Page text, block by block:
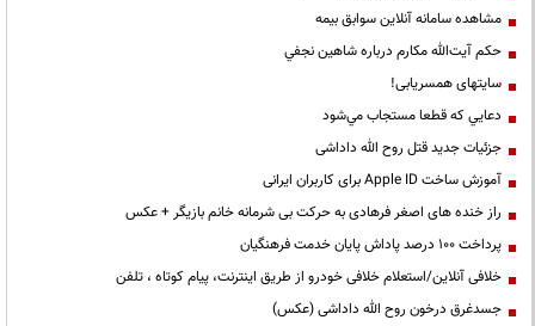
مشاهده سامانه آنلاين سوابق بیمه
حكم آيت‌الله مكارم درباره شاهين نجفي
سایتهای همسریابی!
دعايي كه قطعا مستجاب مي‌شود
جزئیات جدید قتل روح الله داداشی
آموزش ساخت Apple ID برای کاربران ایرانی
راز خنده های اصغر فرهادی به حرکت بی شرمانه خانم بازیگر + عکس
پرداخت ۱۰۰ درصد پاداش پایان خدمت فرهنگیان
خلافی آنلاین/استعلام خلافی خودرو از طریق اینترنت، پیام کوتاه ، تلفن
جسدغرق درخون روح الله داداشی (عکس)